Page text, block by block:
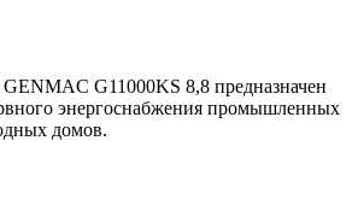
G11000KS 8,8 предназначен
энергоснабжения промышленных
домов.